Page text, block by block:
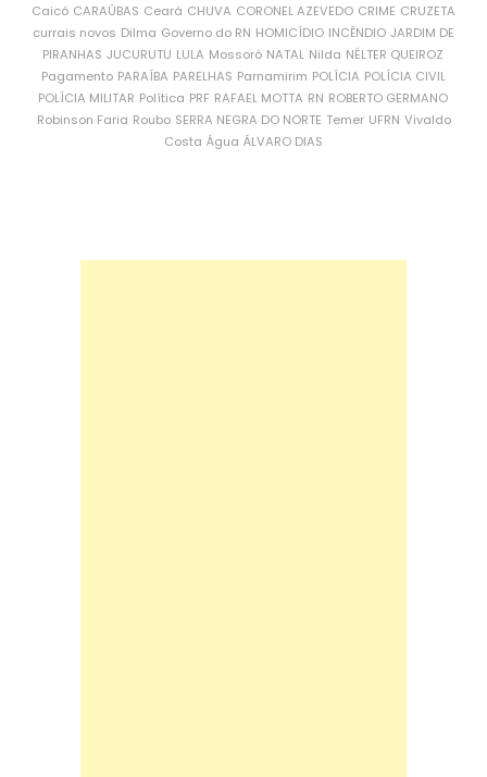
Caicó CARAÚBAS Ceará CHUVA CORONEL AZEVEDO CRIME CRUZETA
currais novos Dilma Governo do RN HOMICÍDIO INCÊNDIO JARDIM DE
PIRANHAS JUCURUTU LULA Mossoró NATAL Nilda NÉLTER QUEIROZ
Pagamento PARAÍBA PARELHAS Parnamirim POLÍCIA POLÍCIA CIVIL
POLÍCIA MILITAR Política PRF RAFAEL MOTTA RN ROBERTO GERMANO
Robinson Faria Roubo SERRA NEGRA DO NORTE Temer UFRN Vivaldo
Costa Água ÁLVARO DIAS